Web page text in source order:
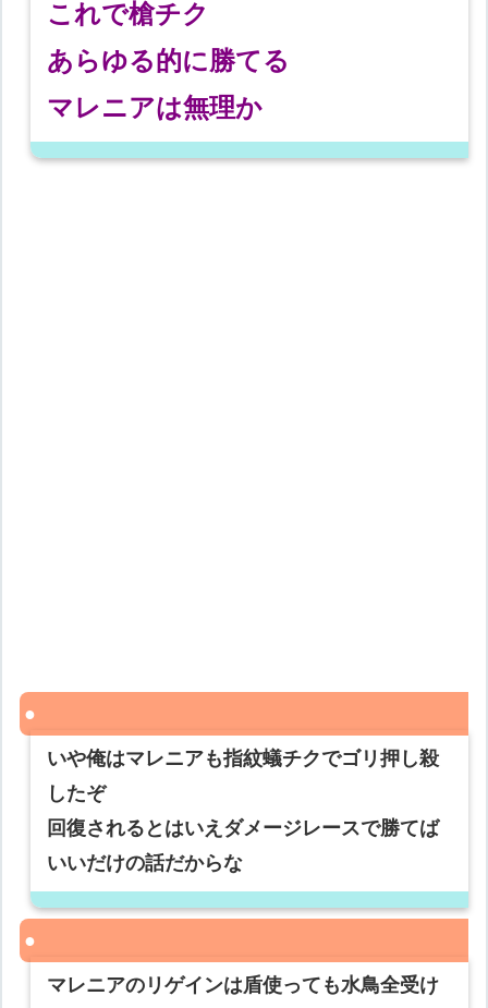
これで槍チク
あらゆる的に勝てる
マレニアは無理か
いや俺はマレニアも指紋蟻チクでゴリ押し殺
したぞ
回復されるとはいえダメージレースで勝てば
いいだけの話だからな
マレニアのリゲインは盾使っても水鳥全受け